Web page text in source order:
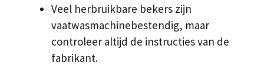
Veel herbruikbare bekers zijn
vaatwasmachinebestendig, maar
controleer altijd de instructies van de
fabrikant.